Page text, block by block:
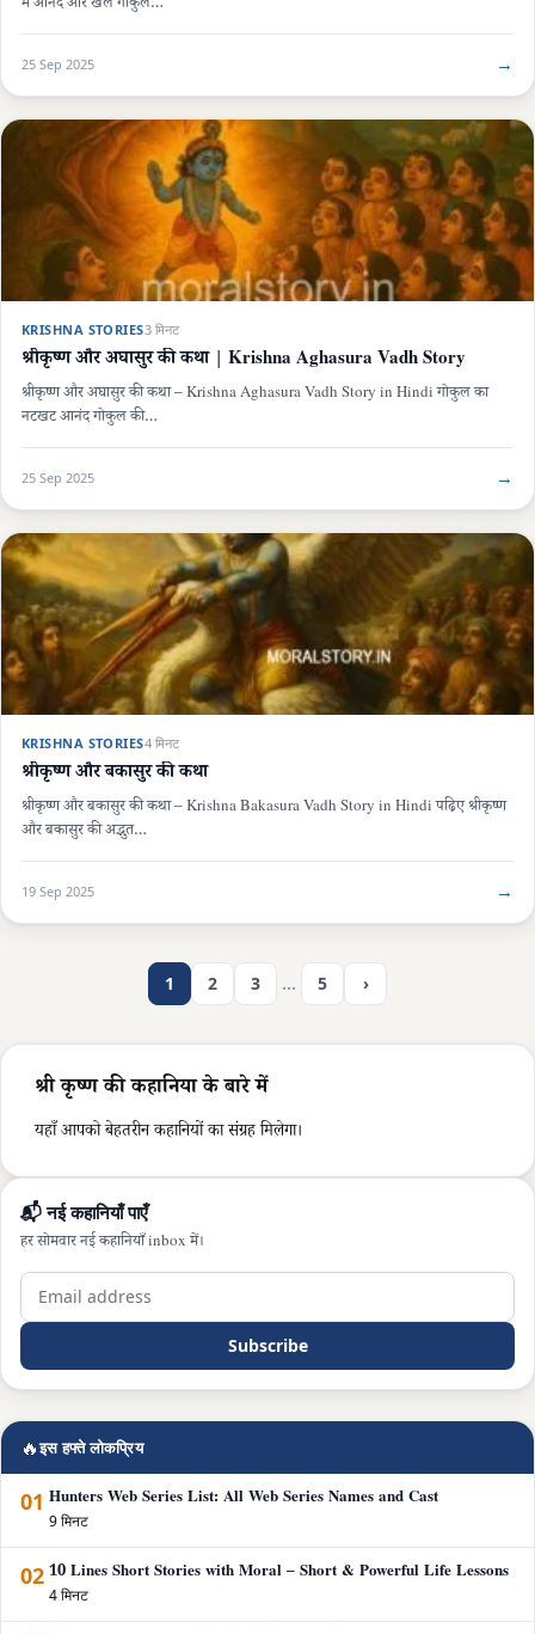
में आनंद और खेल गोकुल…
25 Sep 2025 →
KRISHNA STORIES3 मिनट
श्रीकृष्ण और अघासुर की कथा | Krishna Aghasura Vadh Story
श्रीकृष्ण और अघासुर की कथा – Krishna Aghasura Vadh Story in Hindi गोकुल का
नटखट आनंद गोकुल की…
25 Sep 2025 →
KRISHNA STORIES4 मिनट
श्रीकृष्ण और बकासुर की कथा
श्रीकृष्ण और बकासुर की कथा – Krishna Bakasura Vadh Story in Hindi पढ़िए श्रीकृष्ण
और बकासुर की अद्भुत…
19 Sep 2025 →
1 2 3 … 5 ›
श्री कृष्ण की कहानिया के बारे में
यहाँ आपको बेहतरीन कहानियों का संग्रह मिलेगा।
📬 नई कहानियाँ पाएँ
हर सोमवार नई कहानियाँ inbox में।
Subscribe
🔥इस हफ्ते लोकप्रिय
01 Hunters Web Series List: All Web Series Names and Cast
9 मिनट
02 10 Lines Short Stories with Moral – Short & Powerful Life Lessons
4 मिनट